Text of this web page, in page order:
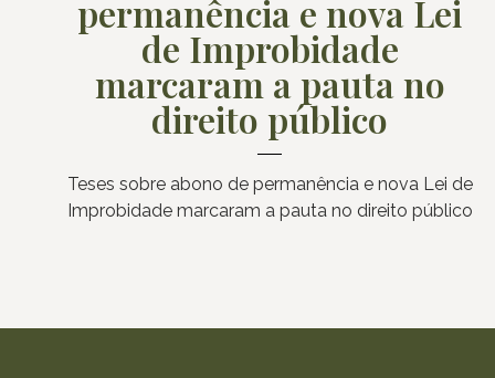
permanência e nova Lei
de Improbidade
marcaram a pauta no
direito público
Teses sobre abono de permanência e nova Lei de
Improbidade marcaram a pauta no direito público